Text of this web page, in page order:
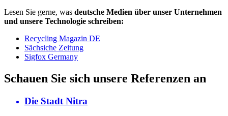
Lesen Sie gerne, was deutsche Medien über unser Unternehmen
und unsere Technologie schreiben:
Recycling Magazin DE
Sächsiche Zeitung
Sigfox Germany
Schauen Sie sich unsere Referenzen an
Die Stadt Nitra